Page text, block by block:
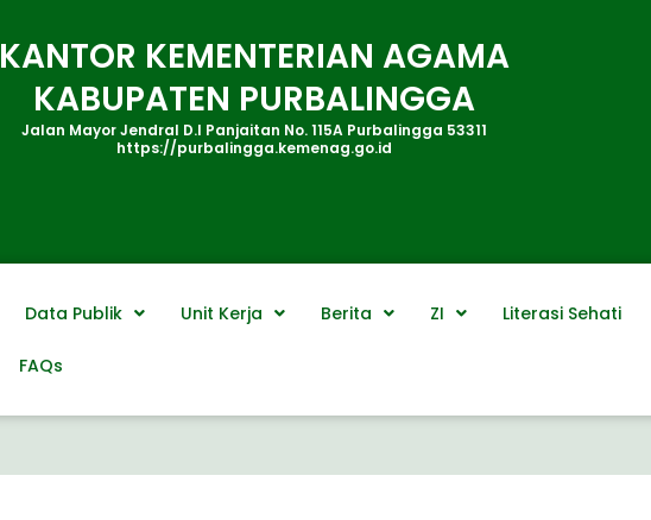
KANTOR KEMENTERIAN AGAMA
KABUPATEN PURBALINGGA
Jalan Mayor Jendral D.I Panjaitan No. 115A Purbalingga 53311
https://purbalingga.kemenag.go.id
Data Publik Unit Kerja Berita ZI Literasi Sehati
FAQs